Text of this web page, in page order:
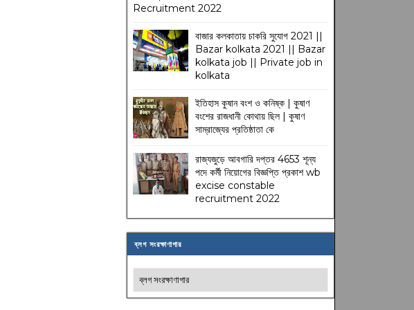
Recruitment 2022
বাজার কলকাতায় চাকরি সুযোগ 2021 ||
Bazar kolkata 2021 || Bazar
kolkata job || Private job in
kolkata
ইতিহাস কুষান বংশ ও কনিষ্ক | কুষাণ
বংশের রাজধানী কোথায় ছিল | কুষাণ
সাম্রাজ্যের প্রতিষ্ঠাতা কে
রাজ্যজুড়ে আবগারি দপ্তর 4653 শূন্য
পদে কর্মী নিয়োগের বিজ্ঞপ্তি প্রকাশ wb
excise constable
recruitment 2022
ব্লগ সংরক্ষাণাগার